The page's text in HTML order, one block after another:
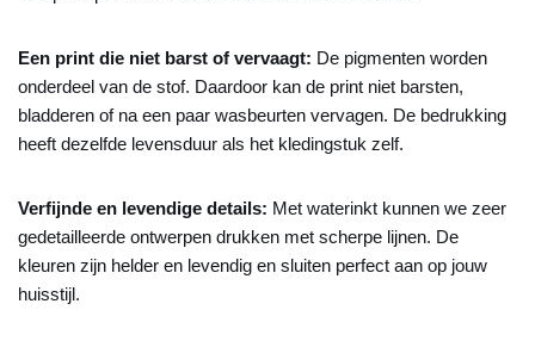
Een print die niet barst of vervaagt: De pigmenten worden
onderdeel van de stof. Daardoor kan de print niet barsten,
bladderen of na een paar wasbeurten vervagen. De bedrukking
heeft dezelfde levensduur als het kledingstuk zelf.
Verfijnde en levendige details: Met waterinkt kunnen we zeer
gedetailleerde ontwerpen drukken met scherpe lijnen. De
kleuren zijn helder en levendig en sluiten perfect aan op jouw
huisstijl.